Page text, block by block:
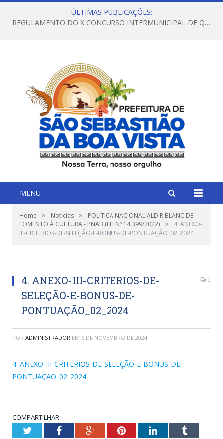
ÚLTIMAS PUBLICAÇÕES:
REGULAMENTO DO X CONCURSO INTERMUNICIPAL DE QUADRILHAS JUNINAS – 2026 – ARRAIÁ DA VENEZA
MENU
Home » Notícias »
POLÍTICA NACIONAL ALDIR BLANC DE
FOMENTO À CULTURA - PNAB (LEI Nº 14.399/2022) »
4. ANEXO-
III-CRITERIOS-DE-SELEÇÃO-E-BONUS-DE-PONTUAÇÃO_02_2024
4. ANEXO-III-CRITERIOS-DE-
SELEÇÃO-E-BONUS-DE-
PONTUAÇÃO_02_2024
0
POR ADMINISTRADOR EM 6 DE NOVEMBRO DE 2024
4. ANEXO-III-CRITERIOS-DE-SELEÇÃO-E-BONUS-DE-
PONTUAÇÃO_02_2024
COMPARTILHAR:
TwitterFacebookGoogle+PinterestLinkedInTumblr